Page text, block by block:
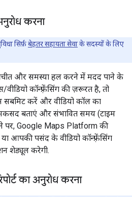
करना
सिर्फ़बेहतर सहायता सेवाके सदस्यों के लिए
और समस्या हल करने में मदद पाने के
कॉन्फ़्रेंसिंग की ज़रूरत है, तो
करें और वीडियो कॉल का
बताएं और संभावित समय (टाइम
पर, Google Maps Platform की
आपकी पसंद के वीडियो कॉन्फ़्रेंसिंग
शेड्यूल करेगी.
का अनुरोध करना